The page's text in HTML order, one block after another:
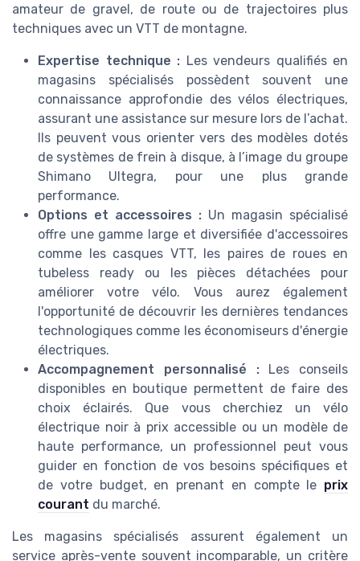
amateur de gravel, de route ou de trajectoires plus
techniques avec un VTT de montagne.
Expertise technique : Les vendeurs qualifiés en
magasins spécialisés possèdent souvent une
connaissance approfondie des vélos électriques,
assurant une assistance sur mesure lors de l’achat.
Ils peuvent vous orienter vers des modèles dotés
de systèmes de frein à disque, à l’image du groupe
Shimano Ultegra, pour une plus grande
performance.
Options et accessoires : Un magasin spécialisé
offre une gamme large et diversifiée d'accessoires
comme les casques VTT, les paires de roues en
tubeless ready ou les pièces détachées pour
améliorer votre vélo. Vous aurez également
l'opportunité de découvrir les dernières tendances
technologiques comme les économiseurs d'énergie
électriques.
Accompagnement personnalisé :Les conseils
disponibles en boutique permettent de faire des
choix éclairés. Que vous cherchiez un vélo
électrique noir à prix accessible ou un modèle de
haute performance, un professionnel peut vous
guider en fonction de vos besoins spécifiques et
de votre budget, en prenant en compte le prix
courant du marché.
Les magasins spécialisés assurent également un
service après-vente souvent incomparable, un critère